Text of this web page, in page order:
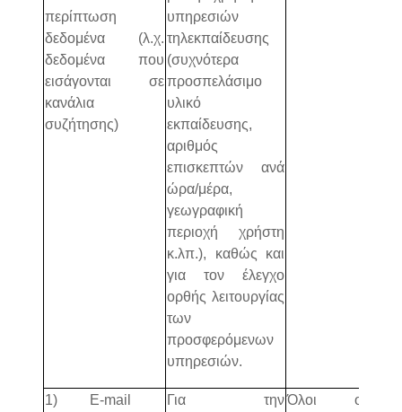
περίπτωση
δεδομένα (λ.χ.
δεδομένα που
εισάγονται σε
κανάλια
συζήτησης)
υπηρεσιών
τηλεκπαίδευσης
(συχνότερα
προσπελάσιμο
υλικό
εκπαίδευσης,
αριθμός
επισκεπτών ανά
ώρα/μέρα,
γεωγραφική
περιοχή χρήστη
κ.λπ.), καθώς και
για τον έλεγχο
ορθής λειτουργίας
των
προσφερόμενων
υπηρεσιών.
1) E-mail
Για τηνΌλοι οι